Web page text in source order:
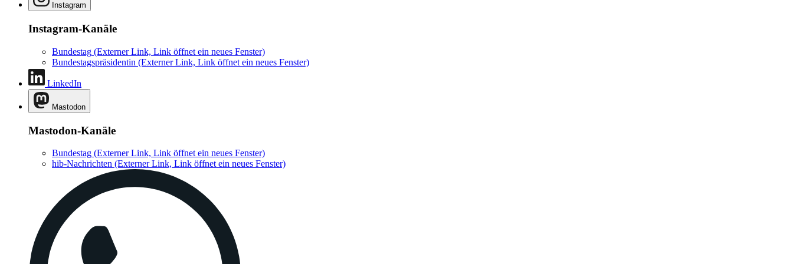
Instagram
Instagram-Kanäle
Bundestag (Externer Link, Link öffnet ein neues Fenster)
Bundestagspräsidentin (Externer Link, Link öffnet ein neues Fenster)
LinkedIn
Mastodon
Mastodon-Kanäle
Bundestag (Externer Link, Link öffnet ein neues Fenster)
hib-Nachrichten (Externer Link, Link öffnet ein neues Fenster)